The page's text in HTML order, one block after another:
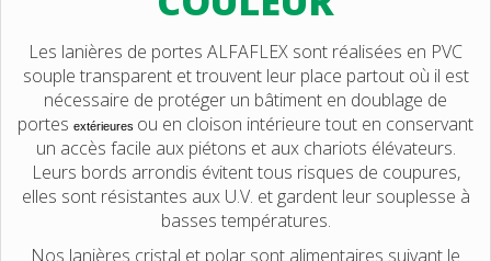
Les lanières de portes ALFAFLEX sont réalisées en PVC
souple transparent et trouvent leur place partout où il est
nécessaire de protéger un bâtiment en doublage de
portes extérieures ou en cloison intérieure tout en conservant
un accès facile aux piétons et aux chariots élévateurs.
Leurs bords arrondis évitent tous risques de coupures,
elles sont résistantes aux U.V. et gardent leur souplesse à
basses températures.
Nos lanières cristal et polar sont alimentaires suivant le